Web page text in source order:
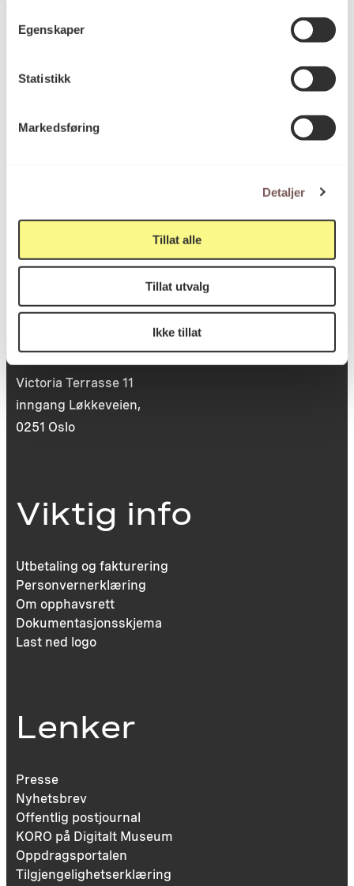
Egenskaper
Statistikk
Markedsføring
Detaljer
Tillat alle
Tillat utvalg
Ikke tillat
Postadresse
post@koro.no
Besøksadresse
Victoria Terrasse 11
inngang Løkkeveien,
0251 Oslo
Viktig info
Utbetaling og fakturering
Personvernerklæring
Om opphavsrett
Dokumentasjonsskjema
Last ned logo
Lenker
Presse
Nyhetsbrev
Offentlig postjournal
KORO på Digitalt Museum
Oppdragsportalen
Tilgjengelighetserklæring